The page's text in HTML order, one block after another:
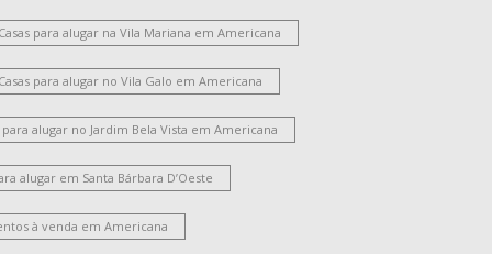
Zanaga Ii
Vila Cordenonsi
Machadinho II
Jardim Brasil
Mariana
Jardim Glória
Jardim Lizandra
Nossa Senhora de Fátima
Chácara Rodrigues
Bertini
Jardim Progresso
Cidade Jardim Ii
Residencial Jardim Villagio II
Residencial Jaguari
Industrial Machadinho
Casas para alugar na Vila Mariana em Americana
Casas para alugar no Vila Galo em Americana
para alugar no Jardim Bela Vista em Americana
alugar em Santa Bárbara D’Oeste
à venda em Americana